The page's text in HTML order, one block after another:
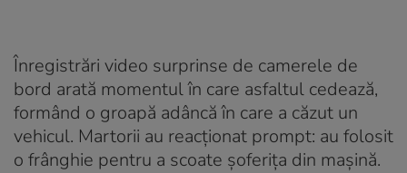
Înregistrări video surprinse de camerele de
bord arată momentul în care asfaltul cedează,
formând o groapă adâncă în care a căzut un
vehicul. Martorii au reacționat prompt: au folosit
o frânghie pentru a scoate șoferița din mașină.